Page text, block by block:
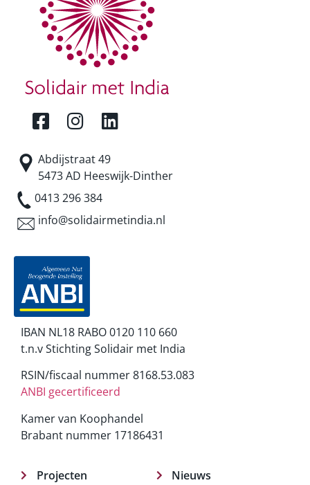
Abdijstraat 49
5473 AD Heeswijk-Dinther
0413 296 384
info@solidairmetindia.nl
IBAN NL18 RABO 0120 110 660
t.n.v Stichting Solidair met India
RSIN/fiscaal nummer 8168.53.083
ANBI gecertificeerd
Kamer van Koophandel
Brabant nummer 17186431
Projecten Nieuws